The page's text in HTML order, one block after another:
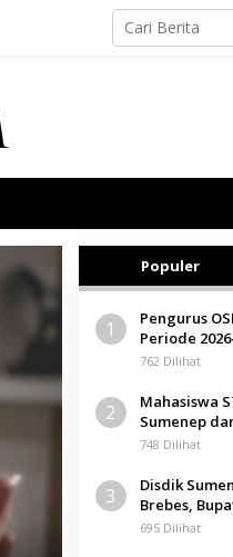
Populer
1
Pengurus
Periode
762 Dilihat
2
Mahasiswa
Sumenep
Jenazah
748 Dilihat
3
Disdik
Brebes,
Pendidikan
695 Dilihat